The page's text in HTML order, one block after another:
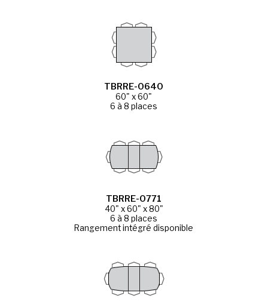
TBRRE-0640
60" x 60"
6 à 8 places
TBRRE-0771
40" x 60" x 80"
6 à 8 places
Rangement intégré disponible